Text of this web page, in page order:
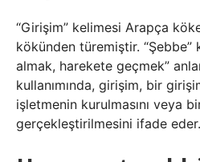
“Girişim” kelimesi Arapça
kökünden türemiştir. “Şebbe”
almak, harekete geçmek”
kullanımında, girişim, bir
işletmenin kurulmasını veya
gerçekleştirilmesini ifade eder.